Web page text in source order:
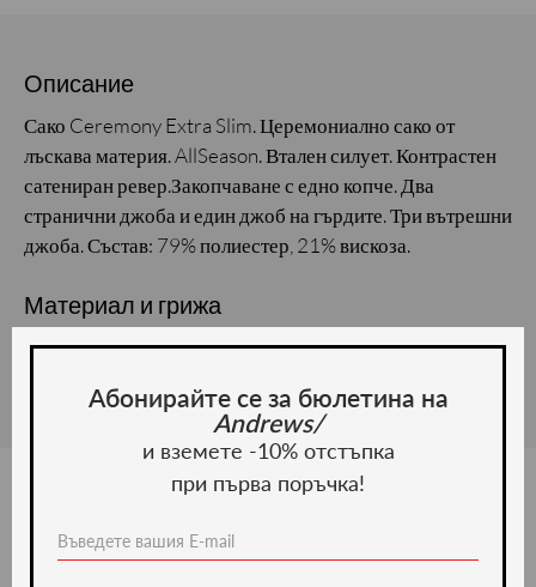
Описание
Сако Ceremony Extra Slim. Церемониално сако от
лъскава материя. AllSeason. Втален силует. Контрастен
сатениран ревер.Закопчаване с едно копче. Два
странични джоба и един джоб на гърдите. Три вътрешни
джоба. Състав: 79% полиестер, 21% вискоза.
Материал и грижа
Материал:
Ние препоръчваме
Абонирайте се за бюлетина на
Andrews/
и вземете -10% отстъпка
при първа поръчка!